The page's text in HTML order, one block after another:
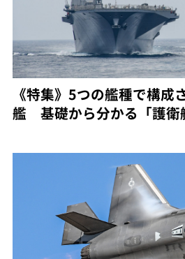
《特集》5つの艦種で構成
艦 基礎から分かる「護衛